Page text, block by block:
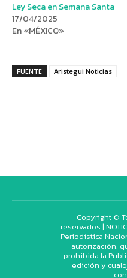
Ley Seca en Semana Santa
17/04/2025
En «MÉXICO»
FUENTE Aristegui Noticias
Copyright ©
reservados |
Periodística
autorización,
prohibida la
edición y